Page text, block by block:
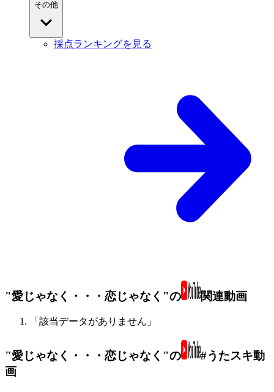
その他
採点ランキングを見る
"愛じゃなく・・・恋じゃなく"の 関連動画
「該当データがありません」
"愛じゃなく・・・恋じゃなく"の
#うたスキ動
画